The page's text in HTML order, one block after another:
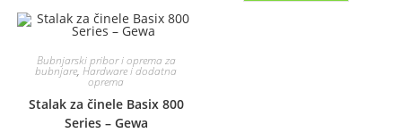
Bubnjarski pribor i oprema za
bubnjare,Hardware i dodatna
oprema
Stalak za činele Basix 800
Series – Gewa